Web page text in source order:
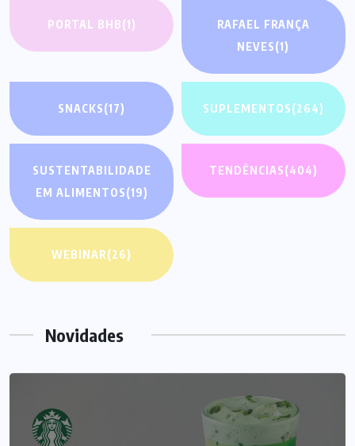
PORTAL BHB(1)
RAFAEL FRANÇA
NEVES(1)
SNACKS(17) SUPLEMENTOS(264)
SUSTENTABILIDADE
EM ALIMENTOS(19)
TENDÊNCIAS(404)
WEBINAR(26)
Novidades